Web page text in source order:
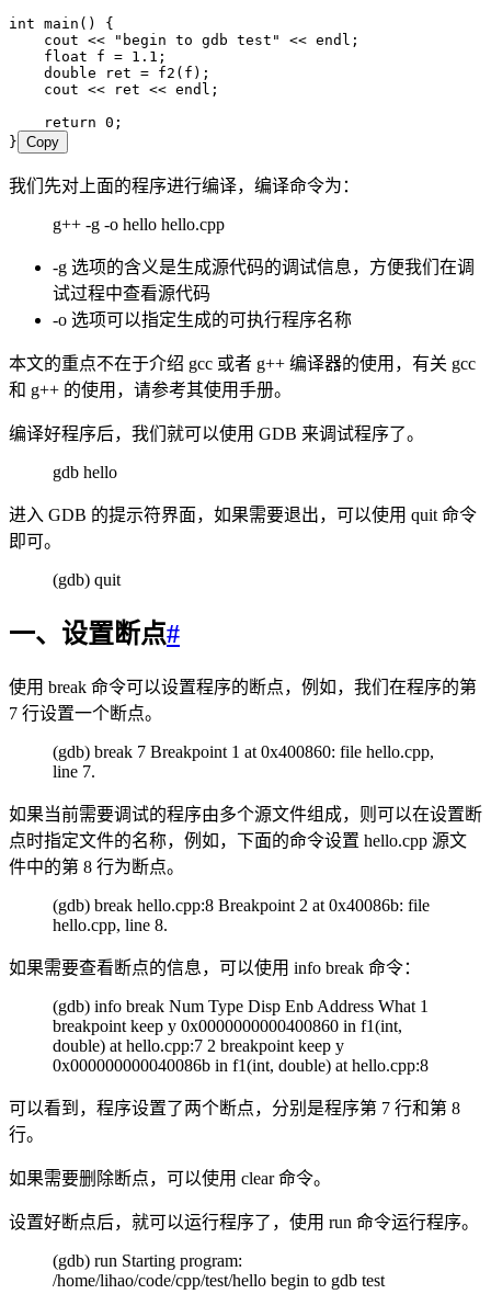
int main () {
    cout
<< " begin to gdb test " << endl;
    float
f = 1.1 ;
    double
ret = f2 (f);
    cout
<< ret << endl;
    return
0 ;
} Copy
我们先对上面的程序进行编译，编译命令为：
g++ -g -o hello hello.cpp
-g 选项的含义是生成源代码的调试信息，方便我们在调
试过程中查看源代码
-o 选项可以指定生成的可执行程序名称
本文的重点不在于介绍 gcc 或者 g++ 编译器的使用，有关 gcc
和 g++ 的使用，请参考其使用手册。
编译好程序后，我们就可以使用 GDB 来调试程序了。
gdb hello
进入 GDB 的提示符界面，如果需要退出，可以使用 quit 命令
即可。
(gdb) quit
一、设置断点#
使用 break 命令可以设置程序的断点，例如，我们在程序的第
7 行设置一个断点。
(gdb) break 7 Breakpoint 1 at 0x400860: file hello.cpp,
line 7.
如果当前需要调试的程序由多个源文件组成，则可以在设置断
点时指定文件的名称，例如，下面的命令设置 hello.cpp 源文
件中的第 8 行为断点。
(gdb) break hello.cpp:8 Breakpoint 2 at 0x40086b: file
hello.cpp, line 8.
如果需要查看断点的信息，可以使用 info break 命令：
(gdb) info break Num Type Disp Enb Address What 1
breakpoint keep y 0x0000000000400860 in f1(int,
double) at hello.cpp:7 2 breakpoint keep y
0x000000000040086b in f1(int, double) at hello.cpp:8
可以看到，程序设置了两个断点，分别是程序第 7 行和第 8
行。
如果需要删除断点，可以使用 clear 命令。
设置好断点后，就可以运行程序了，使用 run 命令运行程序。
(gdb) run Starting program:
/home/lihao/code/cpp/test/hello begin to gdb test